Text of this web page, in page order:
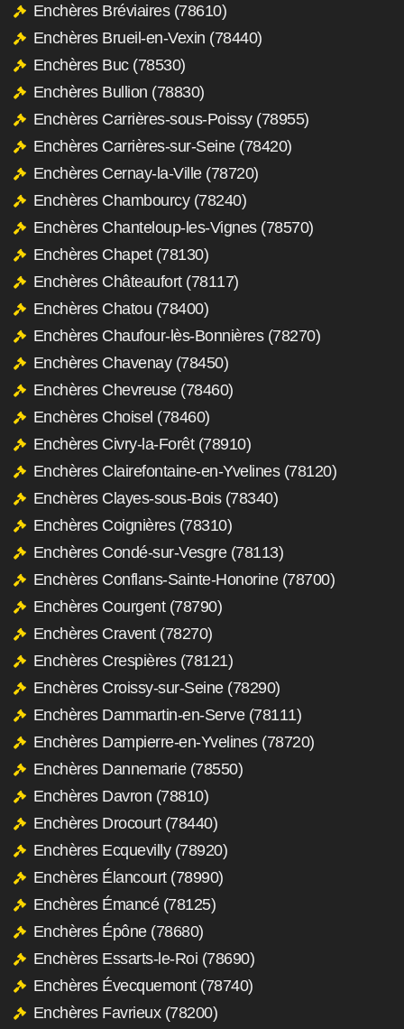
Enchères Bréviaires (78610)
Enchères Brueil-en-Vexin (78440)
Enchères Buc (78530)
Enchères Bullion (78830)
Enchères Carrières-sous-Poissy (78955)
Enchères Carrières-sur-Seine (78420)
Enchères Cernay-la-Ville (78720)
Enchères Chambourcy (78240)
Enchères Chanteloup-les-Vignes (78570)
Enchères Chapet (78130)
Enchères Châteaufort (78117)
Enchères Chatou (78400)
Enchères Chaufour-lès-Bonnières (78270)
Enchères Chavenay (78450)
Enchères Chevreuse (78460)
Enchères Choisel (78460)
Enchères Civry-la-Forêt (78910)
Enchères Clairefontaine-en-Yvelines (78120)
Enchères Clayes-sous-Bois (78340)
Enchères Coignières (78310)
Enchères Condé-sur-Vesgre (78113)
Enchères Conflans-Sainte-Honorine (78700)
Enchères Courgent (78790)
Enchères Cravent (78270)
Enchères Crespières (78121)
Enchères Croissy-sur-Seine (78290)
Enchères Dammartin-en-Serve (78111)
Enchères Dampierre-en-Yvelines (78720)
Enchères Dannemarie (78550)
Enchères Davron (78810)
Enchères Drocourt (78440)
Enchères Ecquevilly (78920)
Enchères Élancourt (78990)
Enchères Émancé (78125)
Enchères Épône (78680)
Enchères Essarts-le-Roi (78690)
Enchères Évecquemont (78740)
Enchères Favrieux (78200)